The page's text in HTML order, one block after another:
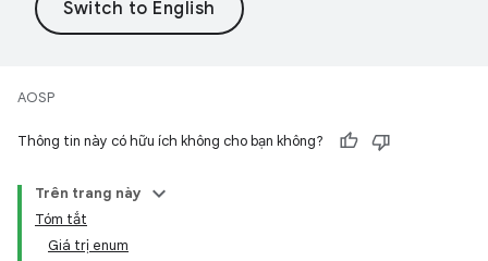
AOSP
Thông tin này có hữu ích không cho bạn không?
Trên trang này
Tóm tắt
Giá trị enum